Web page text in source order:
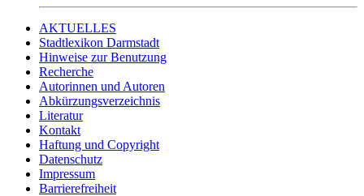
AKTUELLES
Stadtlexikon Darmstadt
Hinweise zur Benutzung
Recherche
Autorinnen und Autoren
Abkürzungsverzeichnis
Literatur
Kontakt
Haftung und Copyright
Datenschutz
Impressum
Barrierefreiheit